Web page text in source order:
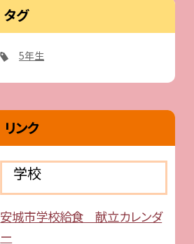
タグ
5年生
リンク
学校
安城市学校給食 献立カレンダ
ー